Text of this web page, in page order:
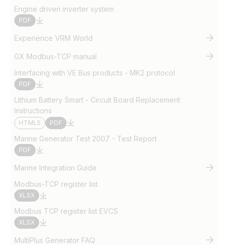
Engine driven inverter system
PDF
Experience VRM World
GX Modbus-TCP manual
Interfacing with VE Bus products - MK2 protocol
PDF
Lithium Battery Smart - Circuit Board Replacement
Instructions
HTML5 PDF
Marine Generator Test 2007 - Test Report
PDF
Marine Integration Guide
Modbus-TCP register list
XLSX
Modbus TCP register list EVCS
XLSX
MultiPlus Generator FAQ